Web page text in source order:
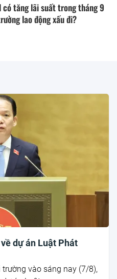
có tăng lãi suất trong tháng 9
lao động xấu đi?
dự án Luật Phát
vào sáng nay (7/8),